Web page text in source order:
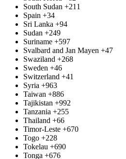
South Sudan +211
Spain +34
Sri Lanka +94
Sudan +249
Suriname +597
Svalbard and Jan Mayen +47
Swaziland +268
Sweden +46
Switzerland +41
Syria +963
Taiwan +886
Tajikistan +992
Tanzania +255
Thailand +66
Timor-Leste +670
Togo +228
Tokelau +690
Tonga +676